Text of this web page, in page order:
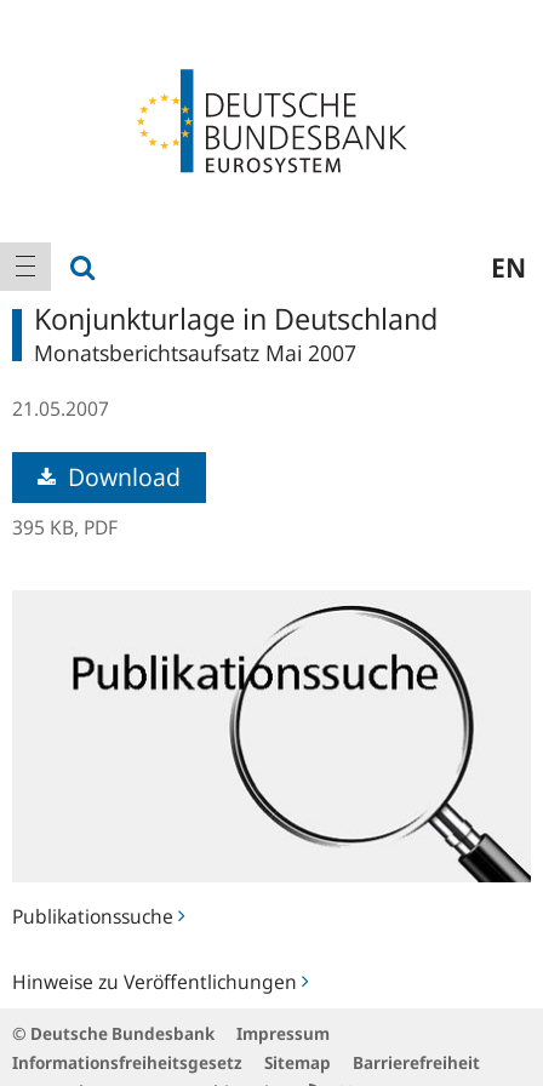
Hauptnavigation
Navigation anzeigen EN
Publikationssuche
Hinweise zu Veröffentlichungen
zu
Konjunkturlage in Deutschland
Monatsberichtsaufsatz Mai 2007
21.05.2007
Download
395 KB, PDF
© Deutsche Bundesbank
Impressum
Informationsfreiheitsgesetz
Sitemap
Barrierefreiheit